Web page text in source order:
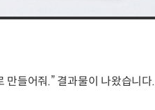
들어줘.” 결과물이 나왔습니